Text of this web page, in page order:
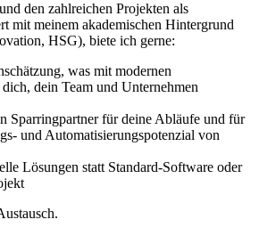
den zahlreichen Projekten als
mit meinem akademischen Hintergrund
HSG), biete ich gerne:
was mit modernen
dein Team und Unternehmen
Sparringpartner für deine Abläufe und für
und Automatisierungspotenzial von
Lösungen statt Standard-Software oder